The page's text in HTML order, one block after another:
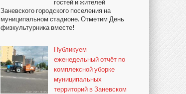
гостей и жителей
Заневского городского поселения на
муниципальном стадионе. Отметим День
физкультурника вместе!
Публикуем
еженедельный отчёт по
комплексной уборке
муниципальных
территорий в Заневском